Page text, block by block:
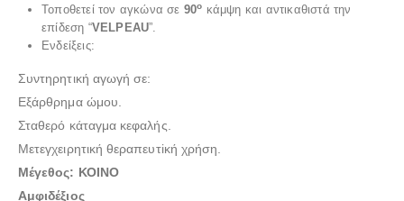
Τοποθετεί τον αγκώνα σε 90ο κάμψη και αντικαθιστά την
επίδεση “VELPEAU”.
Ενδείξεις:
Συντηρητική αγωγή σε:
Εξάρθρημα ώμου.
Σταθερό κάταγμα κεφαλής.
Μετεγχειρητική θεραπευτiκή χρήση.
Μέγεθος: ΚΟΙΝΟ
Αμφιδέξιος